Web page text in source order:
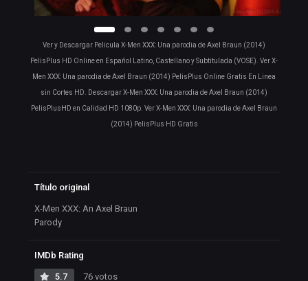
Ver y Descargar Pelicula X-Men XXX: Una parodia de Axel Braun (2014)
PelisPlus HD Online en Español Latino, Castellano y Subtitulada (VOSE). Ver X-
Men XXX: Una parodia de Axel Braun (2014) PelisPlus Online Gratis En Linea
sin Cortes HD. Descargar X-Men XXX: Una parodia de Axel Braun (2014)
PelisPlusHD en Calidad HD 1080p. Ver X-Men XXX: Una parodia de Axel Braun
(2014) PelisPlus HD Gratis
Título original
X-Men XXX: An Axel Braun
Parody
IMDb Rating
5.7 76 votos